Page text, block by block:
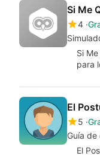
Si Me
4
Si
para
El
5
Guía
El